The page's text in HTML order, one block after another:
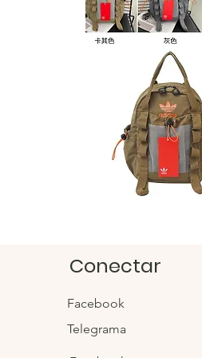
Conectar
Facebook
Telegrama